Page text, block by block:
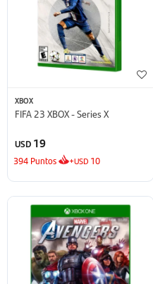
XBOX
FIFA 23 XBOX - Series X
USD 19
394 Puntos +USD 10